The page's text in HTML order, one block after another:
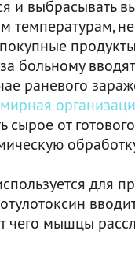
и выбрасывать
температурам,
больному
раневого
сырое от
для
чего мышцы